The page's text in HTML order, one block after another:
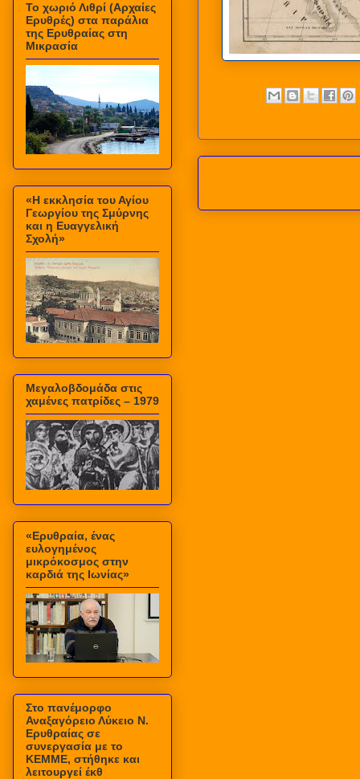
Το χωριό Λιθρί (Αρχαίες
Ερυθρές) στα παράλια
της Ερυθραίας στη
Μικρασία
«Η εκκλησία του Αγίου
Γεωργίου της Σμύρνης
και η Ευαγγελική
Σχολή»
Μεγαλοβδομάδα στις
χαμένες πατρίδες – 1979
«Ερυθραία, ένας
ευλογημένος
μικρόκοσμος στην
καρδιά της Ιωνίας»
Στο πανέμορφο
Αναξαγόρειο Λύκειο Ν.
Ερυθραίας σε
συνεργασία με το
ΚΕΜΜΕ, στήθηκε και
λειτουργεί έκθ